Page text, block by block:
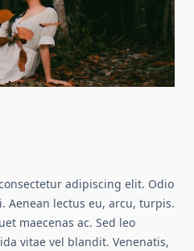
adipiscing elit. Odio
Aenean lectus eu, arcu, turpis.
maecenas ac. Sed leo
vitae vel blandit. Venenatis,